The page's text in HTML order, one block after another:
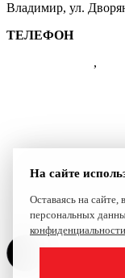
Владимир, ул.
ТЕЛЕФОН
,
На сайте
Оставаясь на сайте,
персональных
конфиденциальности